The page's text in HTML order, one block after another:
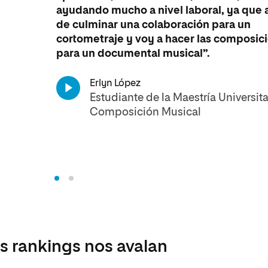
ayudando mucho a nivel laboral, ya que
de culminar una colaboración para un
cortometraje y voy a hacer las
para un documental musical”.
Erlyn López
Estudiante de la Maestría
Composición Musical
rankings nos avalan